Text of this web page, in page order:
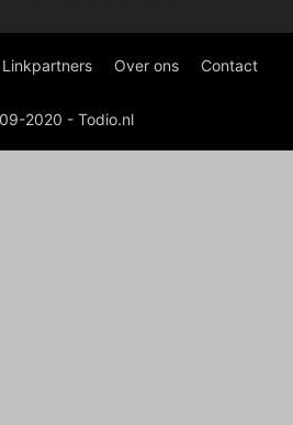
Linkpartners Over ons Contact
2020 - Todio.nl